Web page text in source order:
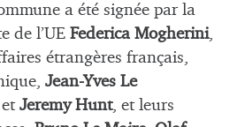
a été signée par la
de l’UE Federica Mogherini,
étrangères français,
Jean-Yves Le
etJeremy Hunt, et leurs